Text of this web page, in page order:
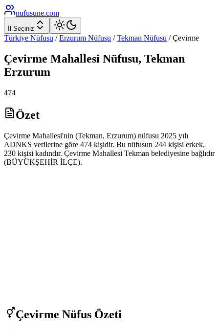
nufusune.com
İl Seçiniz
Türkiye Nüfusu / Erzurum Nüfusu / Tekman Nüfusu /Çevirme
Çevirme Mahallesi Nüfusu, Tekman
Erzurum
474
Özet
Çevirme Mahallesi'nin (Tekman, Erzurum) nüfusu 2025 yılı
ADNKS verilerine göre 474 kişidir. Bu nüfusun 244 kişisi erkek,
230 kişisi kadındır. Çevirme Mahallesi Tekman belediyesine bağlıdır
(BÜYÜKŞEHİR İLÇE).
Çevirme Nüfus Özeti